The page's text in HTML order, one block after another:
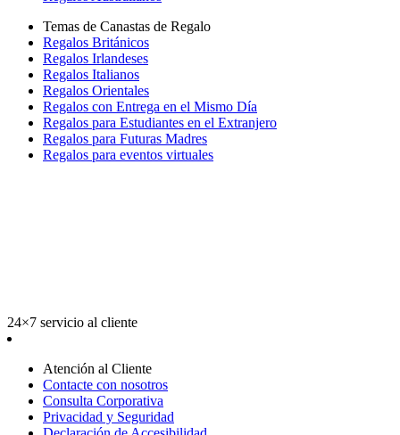
Temas de Canastas de Regalo
Regalos Británicos
Regalos Irlandeses
Regalos Italianos
Regalos Orientales
Regalos con Entrega en el Mismo Día
Regalos para Estudiantes en el Extranjero
Regalos para Futuras Madres
Regalos para eventos virtuales
24×7 servicio al cliente
Atención al Cliente
Contacte con nosotros
Consulta Corporativa
Privacidad y Seguridad